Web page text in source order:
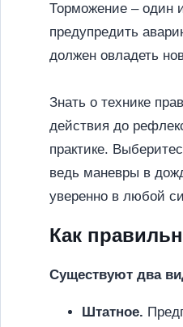
Торможение – один
предупредить
должен овладеть
Знать о технике
действия до
практике.
ведь маневры в
уверенно в любой
Как
Существуют два
Штатное.